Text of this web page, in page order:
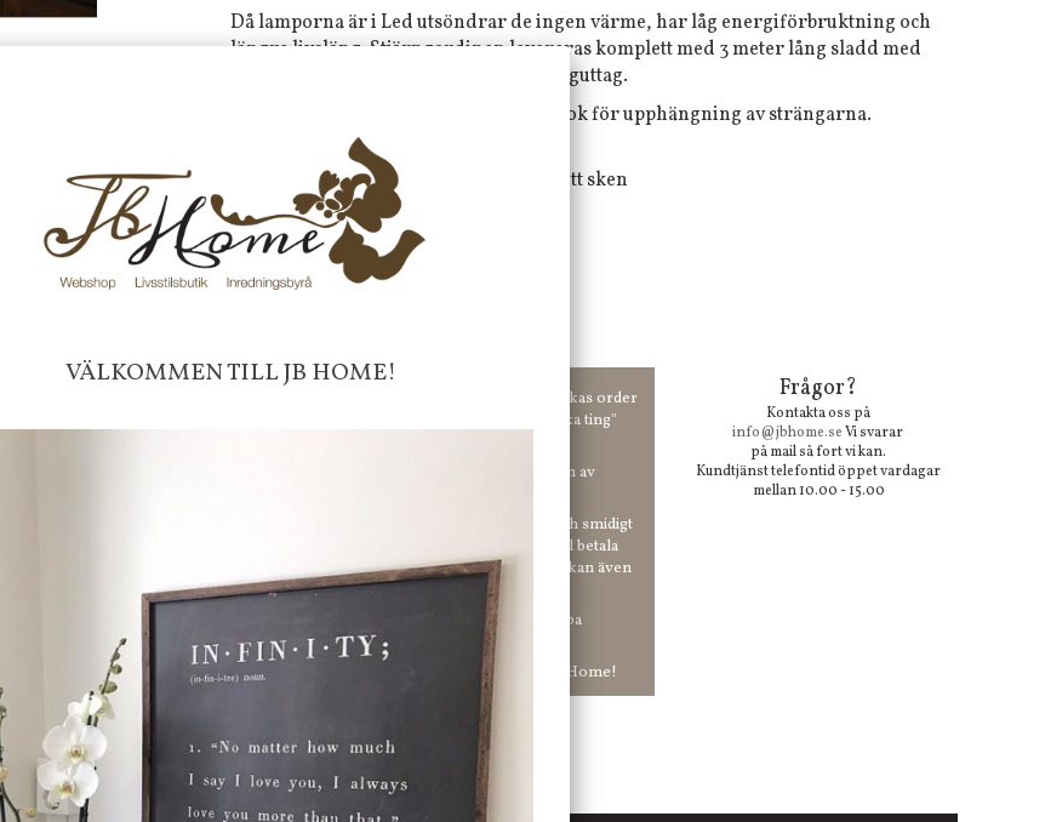
Då lamporna är i Led utsöndrar de ingen värme, har låg energiförbruktning och
längre livsläng. Stjärngardinen levereras komplett med 3 meter lång sladd med
transformator och stickkontakt för vägguttag.
Medföljer transparanta stripes med krok för upphängning av strängarna.
90x200 cm
Transparent kabel, sladd, varmvitt sken
IP20
Antal stjärnor 50 st.
Frakt 99 kr, handlar du över 2000 kr skickas order
fraktfritt. 100 kr - 400 kr i frakt för våra "unika ting"
10 % rabatt på din första order vid anmälan av
Faktura 0 kr. Hos oss betalar du enkelt och smidigt
med KLARNA CHECKOUT. Välj själv hur du vill betala
mellan alla Klarnas betalningstjänster. Och du kan även
välja PAYSON betalningstjänst.
Nöjda kunder och strävar efter att ha snabba
leveranser!
-ligt Tack för att just Du tittar in hos Jb Home!
Frågor?
Kontakta oss på
info@jbhome.seVi svarar
på mail så fort vi kan.
Kundtjänst telefontid öppet vardagar
mellan 10.00 - 15.00
LÄGG I ÖNSKELISTA
VÄLKOMMEN TILL JB HOME!